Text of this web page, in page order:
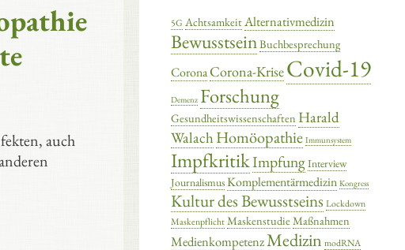
auch
5G AchtsamkeitAlternativmedizin
BewusstseinBuchbesprechung
CoronaCorona-KriseCovid-19
Demenz Forschung
Gesundheitswissenschaften Harald
Walach Homöopathie Immunsystem
ImpfkritikImpfungInterview
JournalismusKomplementärmedizin Kongress
Kultur des Bewusstseins Lockdown
MaskenpflichtMaskenstudieMaßnahmen
MedienkompetenzMedizin modRNA